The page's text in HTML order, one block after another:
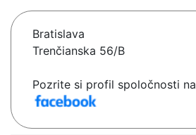
Bratislava
Trenčianska 56/B
Pozrite si profil spoločnosti na